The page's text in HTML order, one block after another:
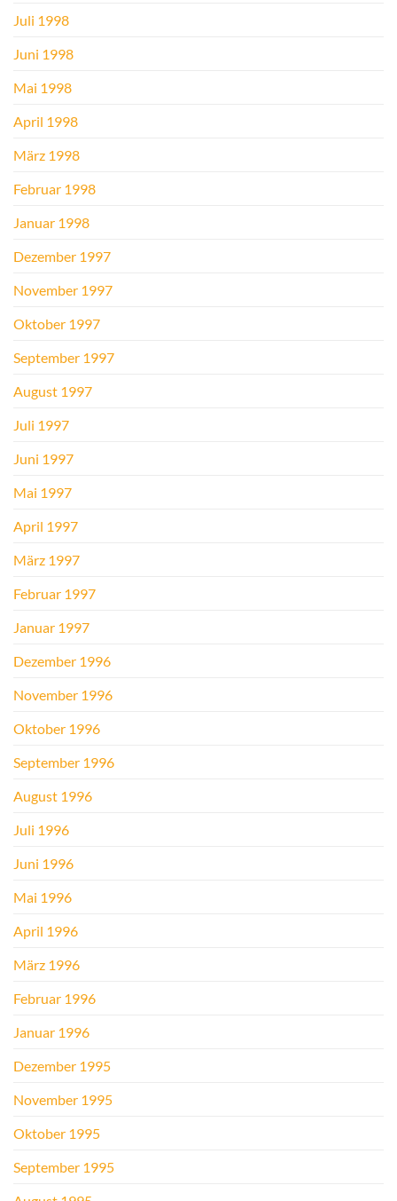
Juli 1998
Juni 1998
Mai 1998
April 1998
März 1998
Februar 1998
Januar 1998
Dezember 1997
November 1997
Oktober 1997
September 1997
August 1997
Juli 1997
Juni 1997
Mai 1997
April 1997
März 1997
Februar 1997
Januar 1997
Dezember 1996
November 1996
Oktober 1996
September 1996
August 1996
Juli 1996
Juni 1996
Mai 1996
April 1996
März 1996
Februar 1996
Januar 1996
Dezember 1995
November 1995
Oktober 1995
September 1995